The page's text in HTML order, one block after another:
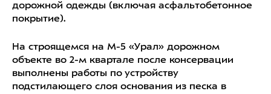
дорожной одежды (включая асфальтобетонное
покрытие).
На строящемся на М-5 «Урал» дорожном
объекте во 2-м квартале после консервации
выполнены работы по устройству
подстилающего слоя основания из песка в